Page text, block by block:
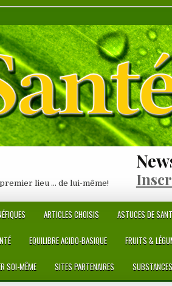
lieu … de lui-même!
ARTICLES CHOISIS ASTUCES DE
EQUILIBRE ACIDO-BASIQUE FRUITS &
SOI-MÊME SITES PARTENAIRES